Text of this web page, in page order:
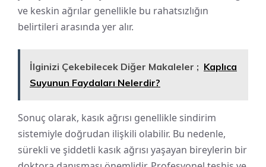
ve keskin ağrılar genellikle bu rahatsızlığın
belirtileri arasında yer alır.
İlginizi Çekebilecek Diğer Makaleler ; Kaplıca
Suyunun Faydaları Nelerdir?
Sonuç olarak, kasık ağrısı genellikle sindirim
sistemiyle doğrudan ilişkili olabilir. Bu nedenle,
sürekli ve şiddetli kasık ağrısı yaşayan bireylerin bir